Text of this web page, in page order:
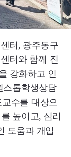
터, 광주동구
터와 함께 진
강화하고 인
스톱학생상담
수를 대상으
높이고, 심리
도움과 개입